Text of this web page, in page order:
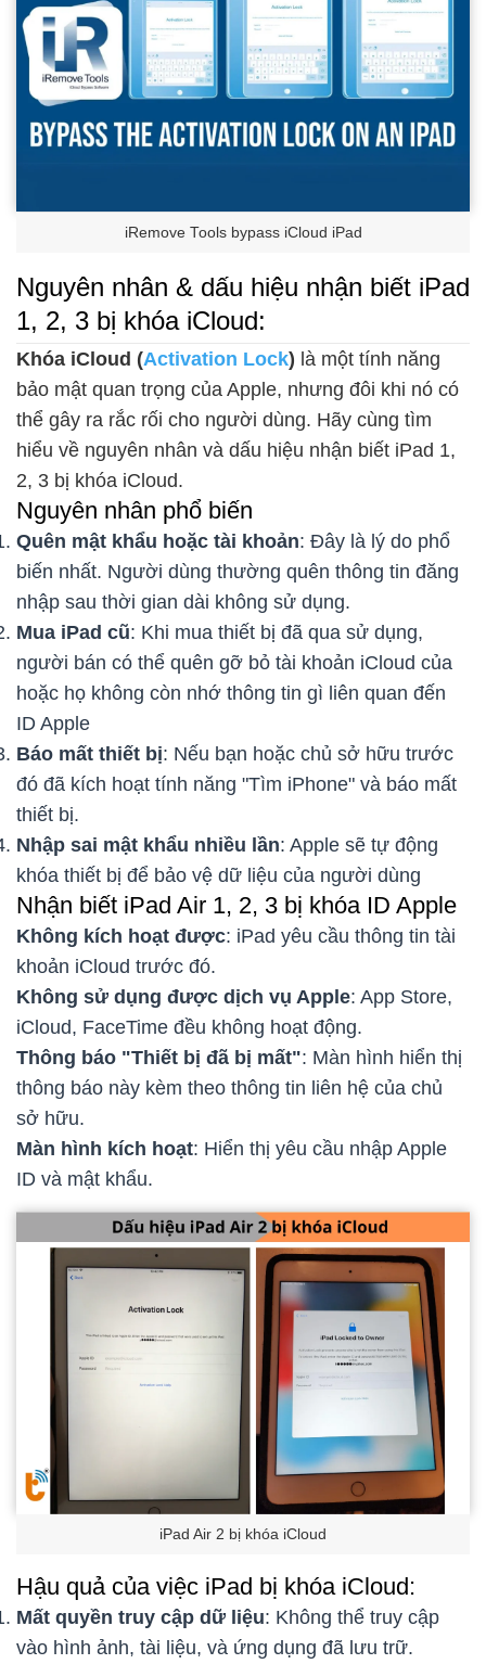
iRemove Tools bypass iCloud iPad
Nguyên nhân & dấu hiệu nhận biết iPad
1, 2, 3 bị khóa iCloud:
Khóa iCloud (Activation Lock) là một tính năng
bảo mật quan trọng của Apple, nhưng đôi khi nó có
thể gây ra rắc rối cho người dùng. Hãy cùng tìm
hiểu về nguyên nhân và dấu hiệu nhận biết iPad 1,
2, 3 bị khóa iCloud.
Nguyên nhân phổ biến
Quên mật khẩu hoặc tài khoản: Đây là lý do phổ
biến nhất. Người dùng thường quên thông tin đăng
nhập sau thời gian dài không sử dụng.
Mua iPad cũ: Khi mua thiết bị đã qua sử dụng,
người bán có thể quên gỡ bỏ tài khoản iCloud của
hoặc họ không còn nhớ thông tin gì liên quan đến
ID Apple
Báo mất thiết bị: Nếu bạn hoặc chủ sở hữu trước
đó đã kích hoạt tính năng "Tìm iPhone" và báo mất
thiết bị.
Nhập sai mật khẩu nhiều lần: Apple sẽ tự động
khóa thiết bị để bảo vệ dữ liệu của người dùng
Nhận biết iPad Air 1, 2, 3 bị khóa ID Apple
Không kích hoạt được: iPad yêu cầu thông tin tài
khoản iCloud trước đó.
Không sử dụng được dịch vụ Apple: App Store,
iCloud, FaceTime đều không hoạt động.
Thông báo "Thiết bị đã bị mất": Màn hình hiển thị
thông báo này kèm theo thông tin liên hệ của chủ
sở hữu.
Màn hình kích hoạt: Hiển thị yêu cầu nhập Apple
ID và mật khẩu.
iPad Air 2 bị khóa iCloud
Hậu quả của việc iPad bị khóa iCloud:
Mất quyền truy cập dữ liệu: Không thể truy cập
vào hình ảnh, tài liệu, và ứng dụng đã lưu trữ.